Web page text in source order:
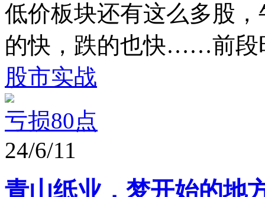
低价板块还有这么多股
的快，跌的也快……前
股市实战
亏损80点
24/6/11
青山纸业，梦开始的地